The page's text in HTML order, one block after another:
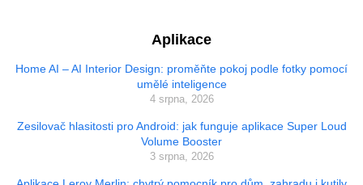
Aplikace
Home AI – AI Interior Design: proměňte pokoj podle fotky pomocí
umělé inteligence
4 srpna, 2026
Zesilovač hlasitosti pro Android: jak funguje aplikace Super Loud
Volume Booster
3 srpna, 2026